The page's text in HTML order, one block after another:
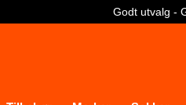
Godt utvalg -